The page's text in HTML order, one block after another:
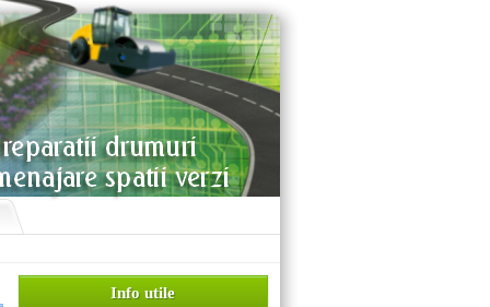
Info utile